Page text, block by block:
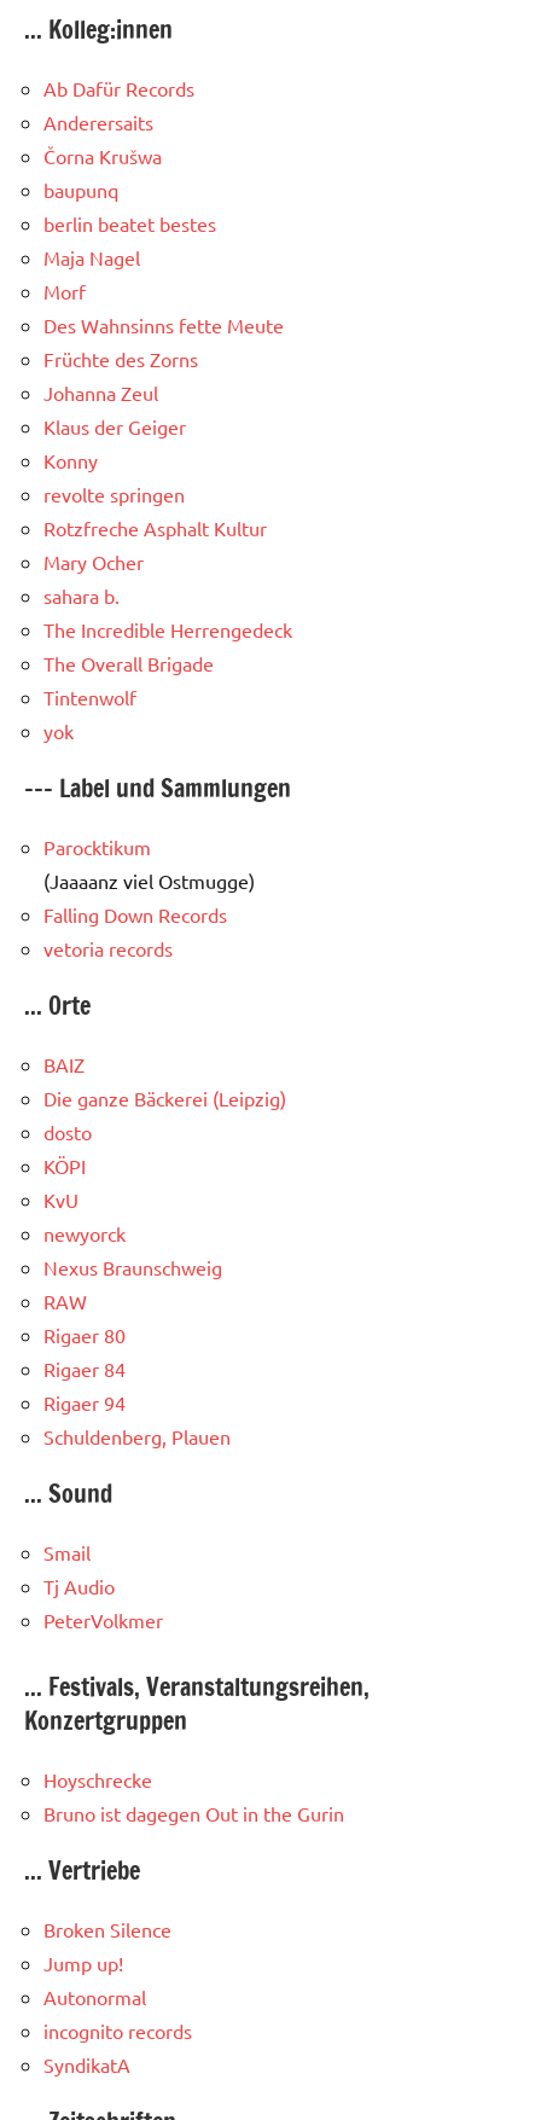
... Kolleg:innen
Ab Dafür Records
Anderersaits
Čorna Krušwa
baupunq
berlin beatet bestes
Maja Nagel
Morf
Des Wahnsinns fette Meute
Früchte des Zorns
Johanna Zeul
Klaus der Geiger
Konny
revolte springen
Rotzfreche Asphalt Kultur
Mary Ocher
sahara b.
The Incredible Herrengedeck
The Overall Brigade
Tintenwolf
yok
--- Label und Sammlungen
Parocktikum
(Jaaaanz viel Ostmugge)
Falling Down Records
vetoria records
... Orte
BAIZ
Die ganze Bäckerei (Leipzig)
dosto
KÖPI
KvU
newyorck
Nexus Braunschweig
RAW
Rigaer 80
Rigaer 84
Rigaer 94
Schuldenberg, Plauen
... Sound
Smail
Tj Audio
PeterVolkmer
... Festivals, Veranstaltungsreihen,
Konzertgruppen
Hoyschrecke
Bruno ist dagegen Out in the Gurin
... Vertriebe
Broken Silence
Jump up!
Autonormal
incognito records
SyndikatA